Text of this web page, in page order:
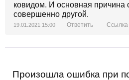
ковидом. И основная причина
совершенно другой.
19.01.2021 15:00 Ответить Ссылка
Произошла ошибка при